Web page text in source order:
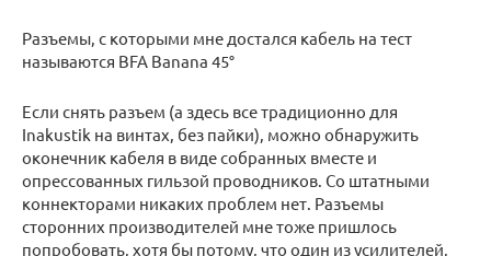
Разъемы, с которыми мне достался кабель на тест
называются BFA Banana 45°
Если снять разъем (а здесь все традиционно для
Inakustik на винтах, без пайки), можно обнаружить
оконечник кабеля в виде собранных вместе и
опрессованных гильзой проводников. Со штатными
коннекторами никаких проблем нет. Разъемы
сторонних производителей мне тоже пришлось
попробовать, хотя бы потому, что один из усилителей,